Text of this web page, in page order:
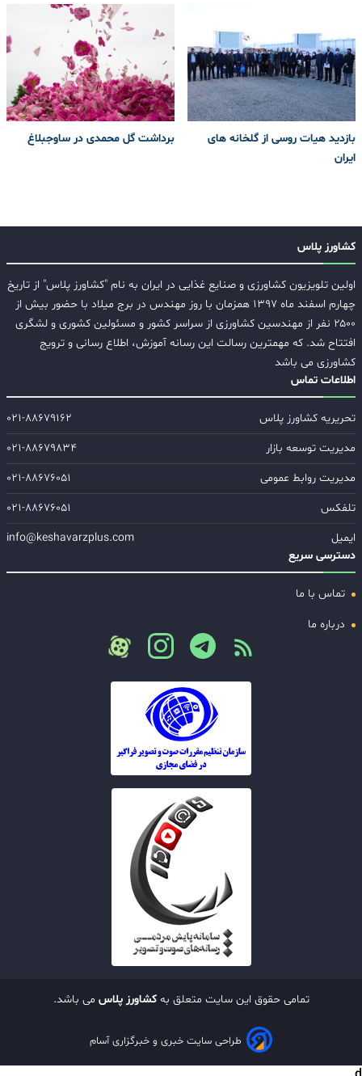
بازدید هیات روسی از گلخانه های
ایران
برداشت گل محمدی در ساوجبلاغ
کشاورز پلاس
اولین تلویزیون کشاورزی و صنایع غذایی در ایران به نام "کشاورز پلاس" از تاریخ
چهارم اسفند ماه ۱۳۹۷ همزمان با روز مهندس در برج میلاد با حضور بیش از
۲۵۰۰ نفر از مهندسین کشاورزی از سراسر کشور و مسئولین کشوری و لشگری
افتتاح شد. که مهمترین رسالت این رسانه آموزش، اطلاع رسانی و ترویج
کشاورزی می باشد
اطلاعات تماس
تحریریه کشاورز پلاس
۰۲۱-۸۸۶۷۹۱۶۲
مدیریت توسعه بازار
۰۲۱-۸۸۶۷۹۸۳۴
مدیریت روابط عمومی
۰۲۱-۸۸۶۷۶۰۵۱
تلفکس
۰۲۱-۸۸۶۷۶۰۵۱
ایمیل
info@keshavarzplus.com
دسترسی سریع
تماس با ما
درباره ما
تمامی حقوق این سایت متعلق بهکشاورز پلاس می باشد.
طراحی سایت خبری و خبرگزاری آسام